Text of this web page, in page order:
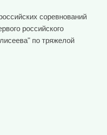
соревнований
российского
по тряжелой